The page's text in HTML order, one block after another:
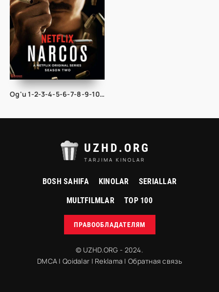
Og'u 1-2-3-4-5-6-7-8-9-10 Qism Pablo Eskobar Hayoti Kolumbiya seriali Barcha Qismlar Uzbek Tilida HD skachat
UZHD.ORG
TARJIMA KINOLAR
BOSH SAHIFA KINOLAR SERIALLAR
MULTFILMLAR TOP 100
ПРАВООБЛАДАТЕЛЯМ
© UZHD.ORG - 2024.
DMCA |Qoidalar | Reklama | Обратная связь